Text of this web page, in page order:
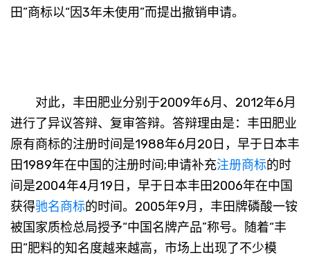
田”商标以“因3年未使用”而提出撤销申请。
对此，丰田肥业分别于2009年6月、2012年6月
进行了异议答辩、复审答辩。答辩理由是：丰田肥业
原有商标的注册时间是1988年6月20日，早于日本丰
田1989年在中国的注册时间;申请补充注册商标的时
间是2004年4月19日，早于日本丰田2006年在中国
获得驰名商标的时间。2005年9月，丰田牌磷酸一铵
被国家质检总局授予“中国名牌产品”称号。随着“丰
田”肥料的知名度越来越高，市场上出现了不少模